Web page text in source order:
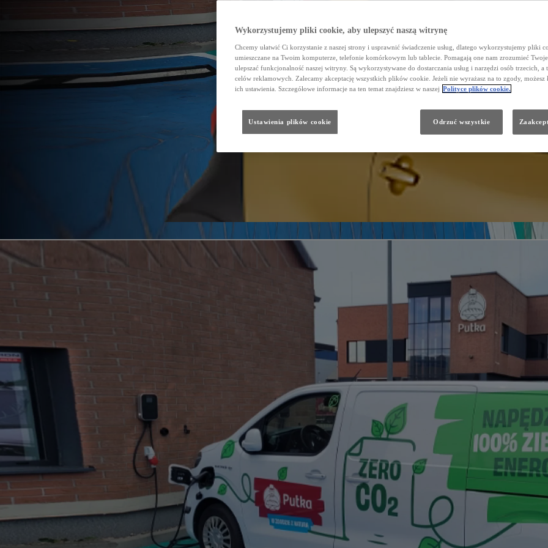
Wykorzystujemy pliki cookie, aby ulepszyć naszą witrynę
Chcemy ułatwić Ci korzystanie z naszej strony i usprawnić świadczenie usług, dlatego wykorzystujemy pliki
umieszczane na Twoim komputerze, telefonie komórkowym lub tablecie. Pomagają one nam zrozumieć
ulepszać funkcjonalność naszej witryny. Są wykorzystywane do dostarczania usług i narzędzi osób trzecich, a
celów reklamowych. Zalecamy akceptację wszystkich plików cookie. Jeżeli nie wyrażasz na to zgody, możesz
ich ustawienia. Szczegółowe informacje na ten temat znajdziesz w naszej Polityce plików cookie.
Ustawienia plików cookie Odrzuć wszystkie